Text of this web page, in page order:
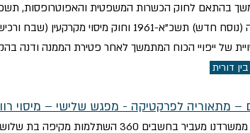
של ייפויי הכוח המתמשך לאחר פטירת הממנה ודנה
דורית
– מתאוריה לפרקטיקה - מפגש שלישי – מיסוי